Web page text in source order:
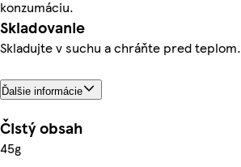
konzumáciu.
Skladovanie
Skladujte v suchu a chráňte pred teplom.
Ďalšie informácie
Čistý obsah
45g